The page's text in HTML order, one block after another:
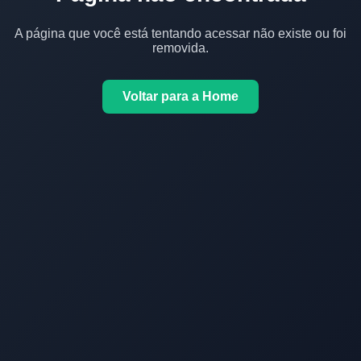
A página que você está tentando acessar não existe ou foi
removida.
Voltar para a Home